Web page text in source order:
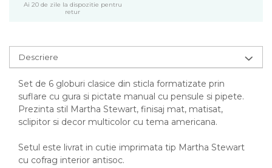
Ai 20 de zile la dispozitie pentru
retur
Descriere
Set de 6 globuri clasice din sticla formatizate prin
suflare cu gura si pictate manual cu pensule si pipete.
Prezinta stil Martha Stewart, finisaj mat, matisat,
sclipitor si decor multicolor cu tema americana.
Setul este livrat in cutie imprimata tip Martha Stewart
cu cofrag interior antisoc.